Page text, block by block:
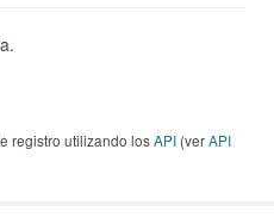
registro utilizando losAPI (verAPI